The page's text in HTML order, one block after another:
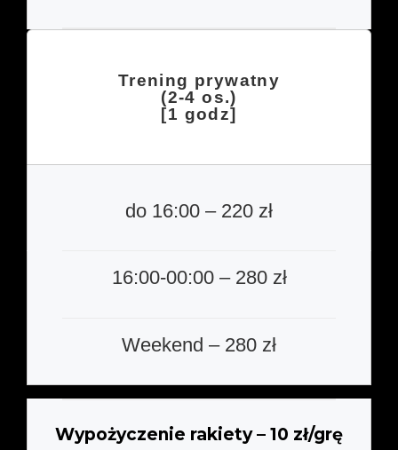
Trening prywatny
(2-4 os.)
[1 godz]
do 16:00 – 220 zł
16:00-00:00 – 280 zł
Weekend – 280 zł
Wypożyczenie rakiety – 10 zł/grę